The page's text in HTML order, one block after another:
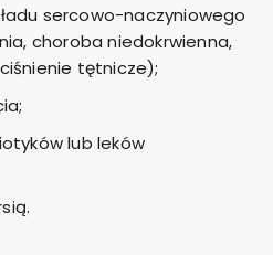
sercowo-naczyniowego
choroba niedokrwienna,
tętnicze);
lub leków